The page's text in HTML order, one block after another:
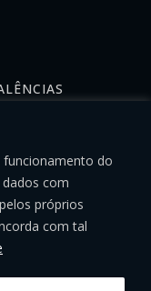
funcionamento do
com
próprios
com tal